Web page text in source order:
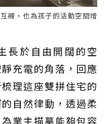
襯，也為孩子的活動空間增
長於自由開闊的空
充電的角落，回應
理這座雙拼住宅的
的自然律動，透過柔
業主描摹能夠包容